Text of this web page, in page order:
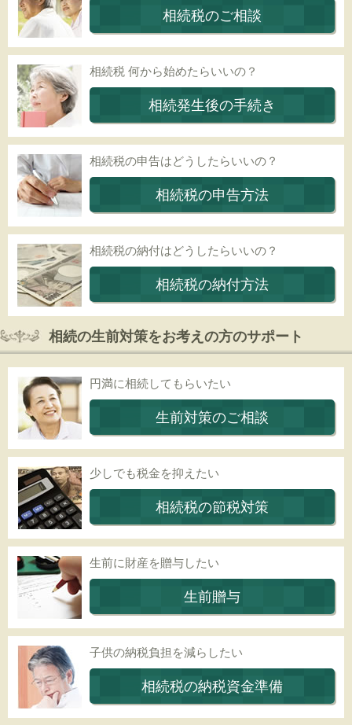
相続税のご相談
相続税 何から始めたらいいの？
相続発生後の手続き
相続税の申告はどうしたらいいの？
相続税の申告方法
相続税の納付はどうしたらいいの？
相続税の納付方法
相続の生前対策をお考えの方のサポート
円満に相続してもらいたい
生前対策のご相談
少しでも税金を抑えたい
相続税の節税対策
生前に財産を贈与したい
生前贈与
子供の納税負担を減らしたい
相続税の納税資金準備